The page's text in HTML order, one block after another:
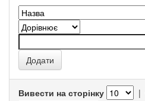
Вивести на сторінку |